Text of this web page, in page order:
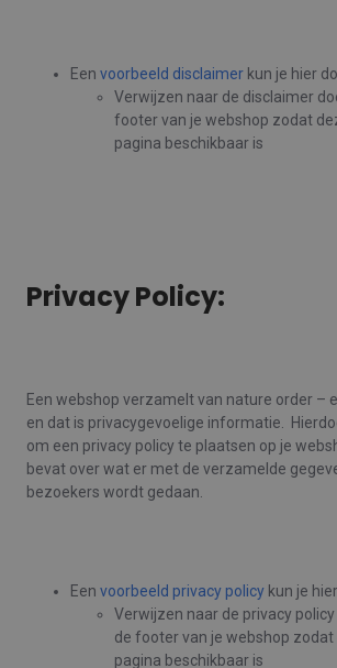
Een voorbeeld disclaimer kun je hier
Verwijzen naar de disclaimer
footer van je webshop zodat
pagina beschikbaar is
Privacy Policy:
Een webshop verzamelt van nature order –
en dat is privacygevoelige informatie.
om een privacy policy te plaatsen op je
bevat over wat er met de verzamelde
bezoekers wordt gedaan.
Een voorbeeld privacy policy kun je
Verwijzen naar de privacy
de footer van je webshop zodat
pagina beschikbaar is